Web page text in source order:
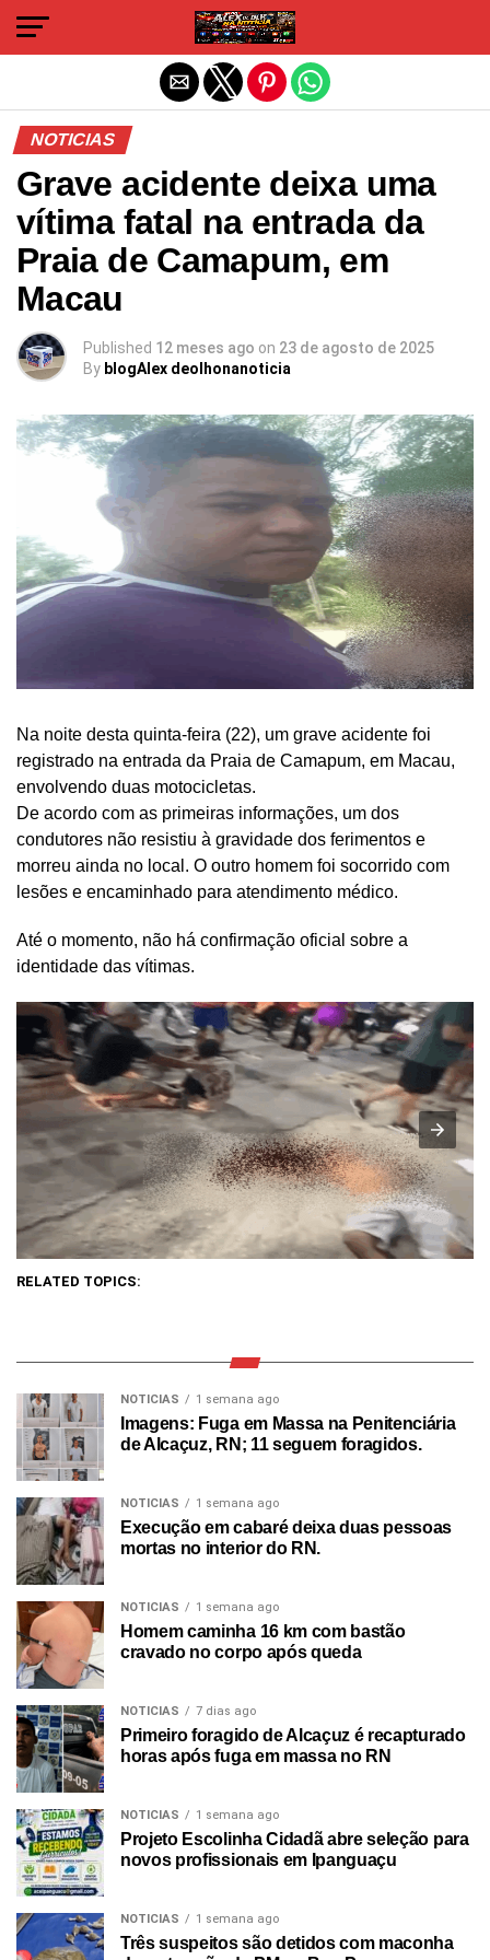
NOTICIAS
Grave acidente deixa uma
vítima fatal na entrada da
Praia de Camapum, em
Macau
Published 12 meses ago on 23 de agosto de 2025
By blogAlex deolhonanoticia
Na noite desta quinta-feira (22), um grave acidente foi
registrado na entrada da Praia de Camapum, em Macau,
envolvendo duas motocicletas.
De acordo com as primeiras informações, um dos
condutores não resistiu à gravidade dos ferimentos e
morreu ainda no local. O outro homem foi socorrido com
lesões e encaminhado para atendimento médico.
Até o momento, não há confirmação oficial sobre a
identidade das vítimas.
RELATED TOPICS:
NOTICIAS 1 semana ago
Imagens: Fuga em Massa na Penitenciária
de Alcaçuz, RN; 11 seguem foragidos.
NOTICIAS 1 semana ago
Execução em cabaré deixa duas pessoas
mortas no interior do RN.
NOTICIAS 1 semana ago
Homem caminha 16 km com bastão
cravado no corpo após queda
NOTICIAS 7 dias ago
Primeiro foragido de Alcaçuz é recapturado
horas após fuga em massa no RN
NOTICIAS 1 semana ago
Projeto Escolinha Cidadã abre seleção para
novos profissionais em Ipanguaçu
NOTICIAS 1 semana ago
Três suspeitos são detidos com maconha
Sair da versão mobile